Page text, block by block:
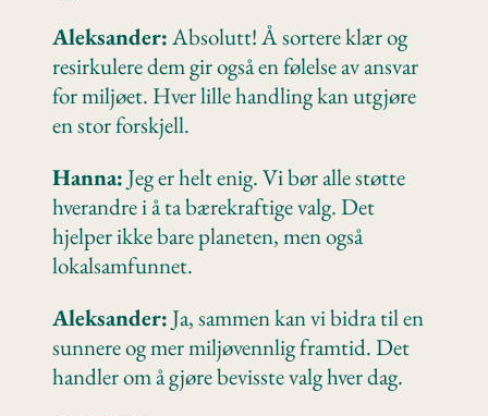
Aleksander:Absolutt! Å sortere klær og
resirkulere dem gir også en følelse av ansvar
for miljøet. Hver lille handling kan utgjøre
en stor forskjell.
Hanna:Jeg er helt enig. Vi bør alle støtte
hverandre i å ta bærekraftige valg. Det
hjelper ikke bare planeten, men også
lokalsamfunnet.
Aleksander:Ja, sammen kan vi bidra til en
sunnere og mer miljøvennlig framtid. Det
handler om å gjøre bevisste valg hver dag.